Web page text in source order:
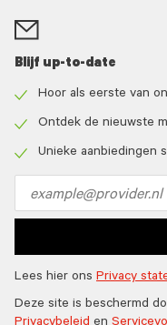
Blijf up-to-date
icon
Hoor als eerste van
icon
Ontdek de nieuwste
Unieke aanbiedingen
address
Lees hier ons Privacy
Deze site is beschermd